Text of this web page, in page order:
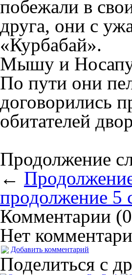
побежали в
друга, они с
«Курбабай».
Мышу и
По пути они
договорились
обитателей
Продолжение
←
продолжение
Комментарии
Нет
Добавить комментарий
Поделиться с